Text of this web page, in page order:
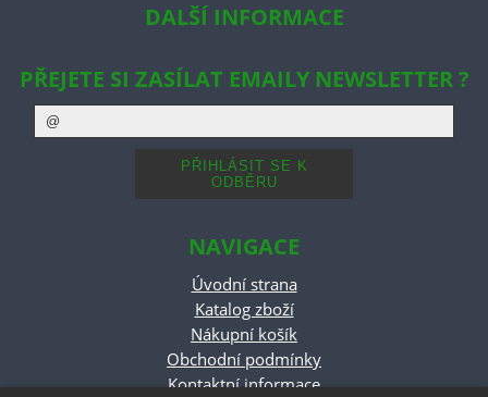
DALŠÍ INFORMACE
PŘEJETE SI ZASÍLAT EMAILY NEWSLETTER ?
NAVIGACE
Úvodní strana
Katalog zboží
Nákupní košík
Obchodní podmínky
Kontaktní informace